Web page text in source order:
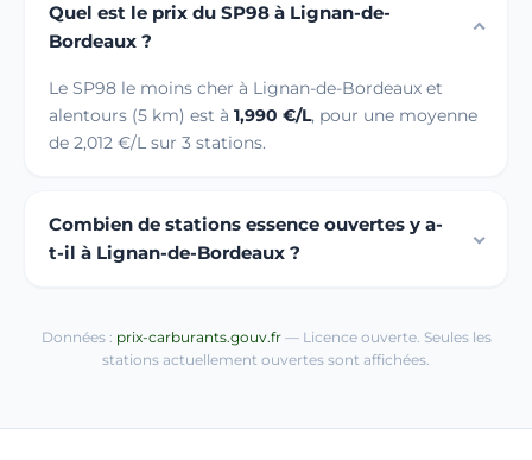
Quel est le prix du SP98 à Lignan-de-
Bordeaux ?
Le SP98 le moins cher à Lignan-de-Bordeaux et
alentours (5 km) est à 1,990 €/L, pour une moyenne
de 2,012 €/L sur 3 stations.
Combien de stations essence ouvertes y a-
t-il à Lignan-de-Bordeaux ?
Données : prix-carburants.gouv.fr— Licence ouverte. Seules les
stations actuellement ouvertes sont affichées.